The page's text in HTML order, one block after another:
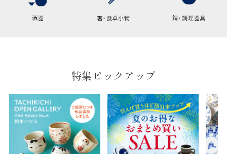
高さ
40cm
袋のサイズは当店で最適なものをご用意いたしま
ご提供枚数の上限はご注文商品数となります。
天掛け包装、ギフト袋対応の商品にはおつけでき
ません。
※犬猫時計には、手提袋をお付けできません
酒器 箸・食卓小物 鍋・調理器具
特集ピックアップ